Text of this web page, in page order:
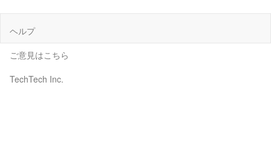
ヘルプ
ご意見はこちら
TechTech Inc.